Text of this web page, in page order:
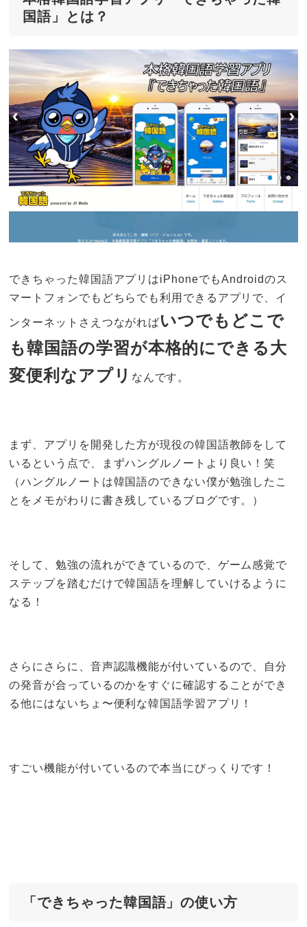
国語」とは？
できちゃった韓国語アプリはiPhoneでもAndroidのス
マートフォンでもどちらでも利用できるアプリで、イ
ンターネットさえつながればいつでもどこで
も韓国語の学習が本格的にできる大
変便利なアプリ なんです。
まず、アプリを開発した方が現役の韓国語教師をして
いるという点で、まずハングルノートより良い！笑
（ハングルノートは韓国語のできない僕が勉強したこ
とをメモがわりに書き残しているブログです。）
そして、勉強の流れができているので、ゲーム感覚で
ステップを踏むだけで韓国語を理解していけるように
なる！
さらにさらに、音声認識機能が付いているので、自分
の発音が合っているのかをすぐに確認することができ
る他にはないちょ〜便利な韓国語学習アプリ！
すごい機能が付いているので本当にびっくりです！
「できちゃった韓国語」の使い方